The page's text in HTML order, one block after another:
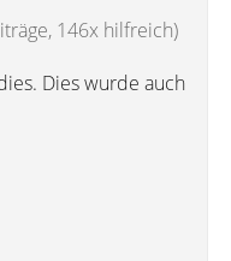
146x hilfreich)
Dies wurde auch